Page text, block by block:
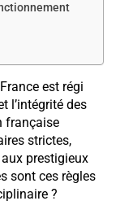
est régi
l’intégrité des
française
strictes,
prestigieux
sont ces règles
?